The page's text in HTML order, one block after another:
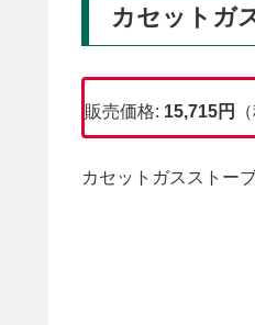
カセットガ
販売価格: 15,715円
カセットガスストー